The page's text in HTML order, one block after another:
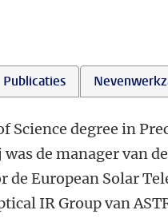
Publicaties
Science degree in
de manager van
de European Solar
IR Group van